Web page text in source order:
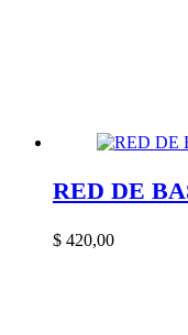
RED DE
$ 420,00